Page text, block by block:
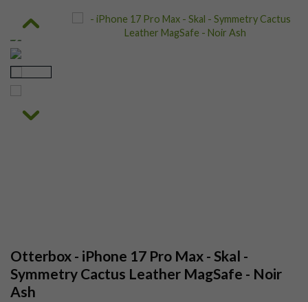
Otterbox - iPhone 17 Pro Max - Skal -
Symmetry Cactus Leather MagSafe - Noir
Ash